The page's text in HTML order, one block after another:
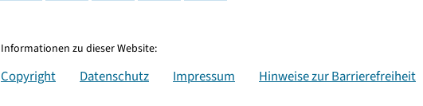
Informationen zu dieser Website:
Copyright Datenschutz Impressum Hinweise zur Barrierefreiheit